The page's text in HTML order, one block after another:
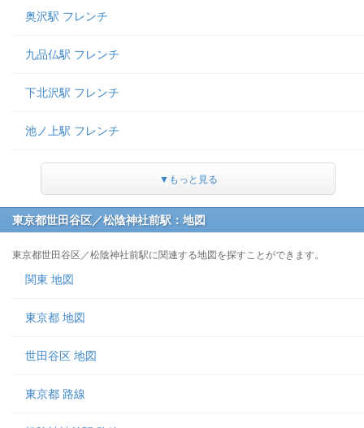
奥沢駅 フレンチ
九品仏駅 フレンチ
下北沢駅 フレンチ
池ノ上駅 フレンチ
▼もっと見る
東京都世田谷区／松陰神社前駅：地図
東京都世田谷区／松陰神社前駅に関連する地図を探すことができます。
関東 地図
東京都 地図
世田谷区 地図
東京都 路線